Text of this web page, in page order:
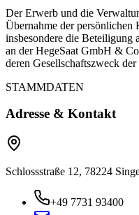
Der Erwerb und die
Übernahme der persönlichen
insbesondere die Beteiligung
an der HegeSaat GmbH &
deren Gesellschaftszweck
STAMMDATEN
Adresse & Kontakt
Schlossstraße 12, 78224
+49 7731 93400